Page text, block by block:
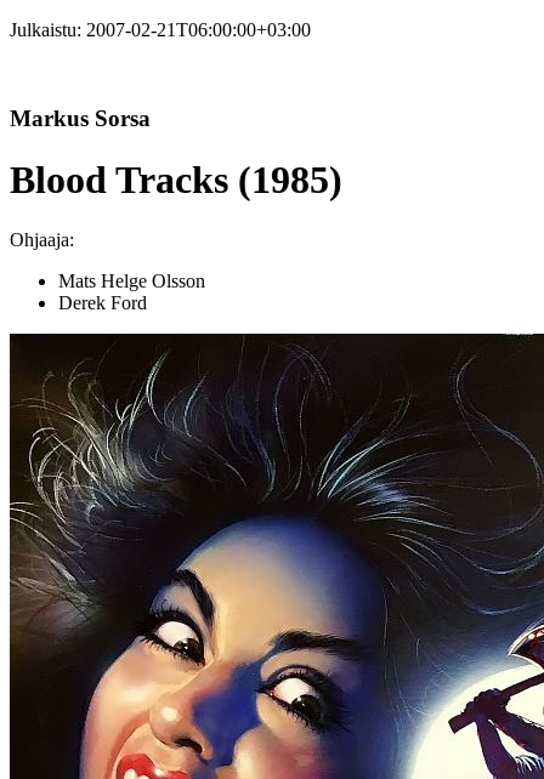
Julkaistu: 2007-02-21T06:00:00+03:00
Markus Sorsa
Blood Tracks (1985)
Ohjaaja:
Mats Helge Olsson
Derek Ford